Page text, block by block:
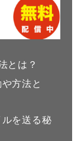
とは？
方法と
を送る秘